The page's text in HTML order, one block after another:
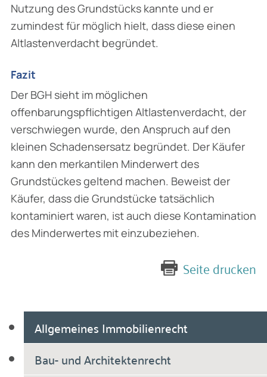
Allgemeines Immobilienrecht
Bau- und Architektenrecht
Nutzung des Grundstücks kannte und er
zumindest für möglich hielt, dass diese einen
Altlastenverdacht begründet.
Fazit
Der BGH sieht im möglichen
offenbarungspflichtigen Altlastenverdacht, der
verschwiegen wurde, den Anspruch auf den
kleinen Schadensersatz begründet. Der Käufer
kann den merkantilen Minderwert des
Grundstückes geltend machen. Beweist der
Käufer, dass die Grundstücke tatsächlich
kontaminiert waren, ist auch diese Kontamination
des Minderwertes mit einzubeziehen.
Seite drucken